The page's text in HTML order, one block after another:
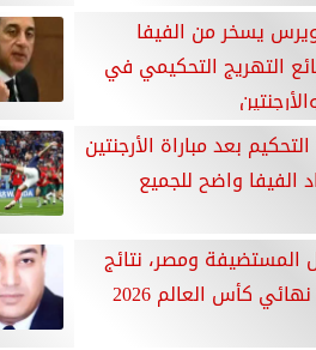
يسخر من الفيفا
التهريج التحكيمي في
بعد مباراة الأرجنتين
واضح للجميع
المستضيفة ومصر، نتائج
كأس العالم 2026